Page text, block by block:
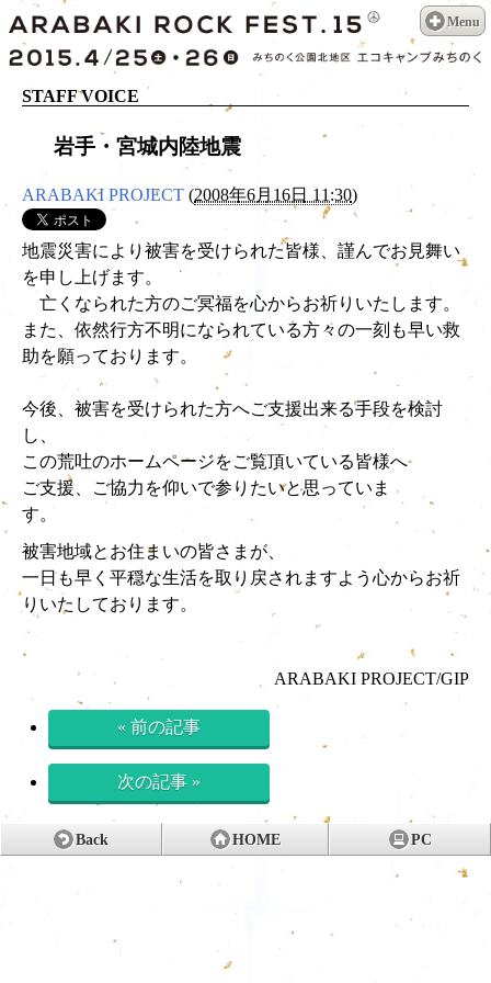
Menu
STAFF VOICE
岩手・宮城内陸地震
ARABAKI PROJECT (2008年6月16日 11:30)
地震災害により被害を受けられた皆様、謹んでお見舞い
を申し上げます。
亡くなられた方のご冥福を心からお祈りいたします。
また、依然行方不明になられている方々の一刻も早い救
助を願っております。
今後、被害を受けられた方へご支援出来る手段を検討
し、
この荒吐のホームページをご覧頂いている皆様へ
ご支援、ご協力を仰いで参りたいと思っていま
す。
被害地域とお住まいの皆さまが、
一日も早く平穏な生活を取り戻されますよう心からお祈
りいたしております。
ARABAKI PROJECT/GIP
« 前の記事
次の記事 »
Back HOME PC